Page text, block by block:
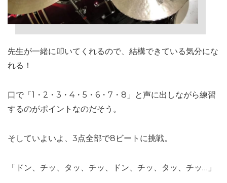
先生が一緒に叩いてくれるので、結構できている気分にな
れる！
口で「1・2・3・4・5・6・7・8」と声に出しながら練習
するのがポイントなのだそう。
そしていよいよ、3点全部で8ビートに挑戦。
「ドン、チッ、タッ、チッ、ドン、チッ、タッ、チッ…」